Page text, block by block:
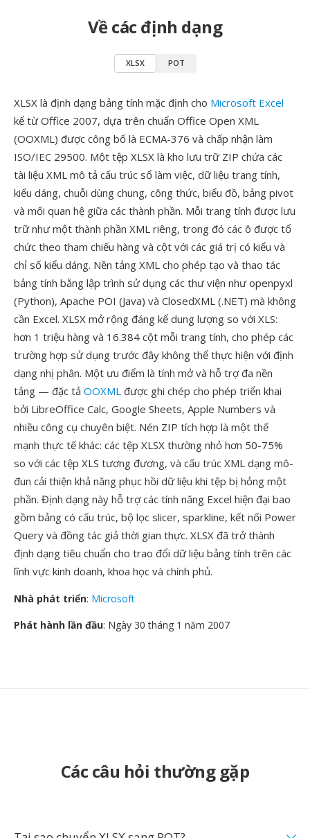
Về các định dạng
XLSX POT
XLSX là định dạng bảng tính mặc định cho Microsoft Excel
kể từ Office 2007, dựa trên chuẩn Office Open XML
(OOXML) được công bố là ECMA-376 và chấp nhận làm
ISO/IEC 29500. Một tệp XLSX là kho lưu trữ ZIP chứa các
tài liệu XML mô tả cấu trúc sổ làm việc, dữ liệu trang tính,
kiểu dáng, chuỗi dùng chung, công thức, biểu đồ, bảng pivot
và mối quan hệ giữa các thành phần. Mỗi trang tính được lưu
trữ như một thành phần XML riêng, trong đó các ô được tổ
chức theo tham chiếu hàng và cột với các giá trị có kiểu và
chỉ số kiểu dáng. Nền tảng XML cho phép tạo và thao tác
bảng tính bằng lập trình sử dụng các thư viện như openpyxl
(Python), Apache POI (Java) và ClosedXML (.NET) mà không
cần Excel. XLSX mở rộng đáng kể dung lượng so với XLS:
hơn 1 triệu hàng và 16.384 cột mỗi trang tính, cho phép các
trường hợp sử dụng trước đây không thể thực hiện với định
dạng nhị phân. Một ưu điểm là tính mở và hỗ trợ đa nền
tảng — đặc tả OOXML được ghi chép cho phép triển khai
bởi LibreOffice Calc, Google Sheets, Apple Numbers và
nhiều công cụ chuyên biệt. Nén ZIP tích hợp là một thế
mạnh thực tế khác: các tệp XLSX thường nhỏ hơn 50-75%
so với các tệp XLS tương đương, và cấu trúc XML dạng mô-
đun cải thiện khả năng phục hồi dữ liệu khi tệp bị hỏng một
phần. Định dạng này hỗ trợ các tính năng Excel hiện đại bao
gồm bảng có cấu trúc, bộ lọc slicer, sparkline, kết nối Power
Query và đồng tác giả thời gian thực. XLSX đã trở thành
định dạng tiêu chuẩn cho trao đổi dữ liệu bảng tính trên các
lĩnh vực kinh doanh, khoa học và chính phủ.
Nhà phát triển: Microsoft
Phát hành lần đầu: Ngày 30 tháng 1 năm 2007
Các câu hỏi thường gặp